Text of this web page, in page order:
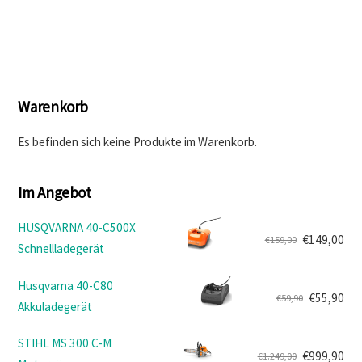
Warenkorb
Es befinden sich keine Produkte im Warenkorb.
Im Angebot
HUSQVARNA 40-C500X
Schnellladegerät
€159,00
Ursprünglicher
war:
€159,00
€149,00
Aktueller
ist:
€149,00.
Husqvarna 40-C80
Akkuladegerät
€59,90
Ursprünglicher
war:
€55,90
Aktueller
ist:
STIHL MS 300 C-M
€1.249,00 €999,90